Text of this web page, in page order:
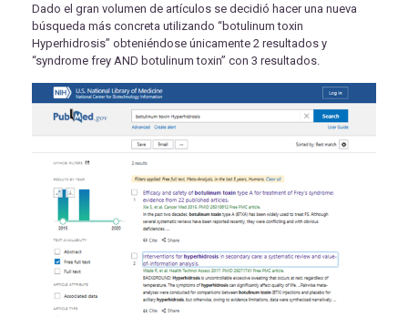
Dado el gran volumen de artículos se decidió hacer una nueva
búsqueda más concreta utilizando “botulinum toxin
Hyperhidrosis” obteniéndose únicamente 2 resultados y
“syndrome frey AND botulinum toxin” con 3 resultados.